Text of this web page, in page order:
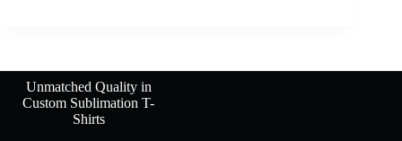
Unmatched Quality in
Custom Sublimation T-
Shirts